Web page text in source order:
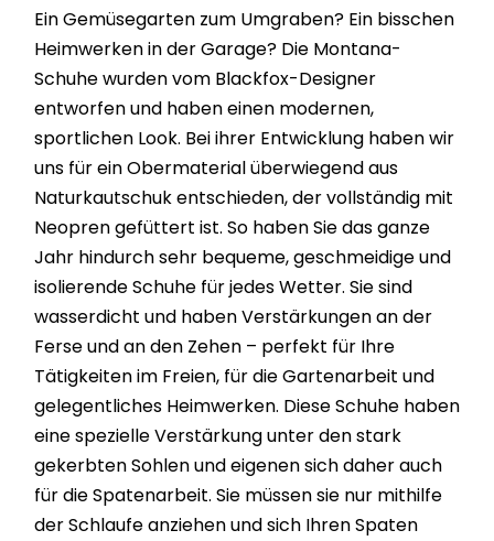
Ein Gemüsegarten zum Umgraben? Ein bisschen
Heimwerken in der Garage? Die Montana-
Schuhe wurden vom Blackfox-Designer
entworfen und haben einen modernen,
sportlichen Look. Bei ihrer Entwicklung haben wir
uns für ein Obermaterial überwiegend aus
Naturkautschuk entschieden, der vollständig mit
Neopren gefüttert ist. So haben Sie das ganze
Jahr hindurch sehr bequeme, geschmeidige und
isolierende Schuhe für jedes Wetter. Sie sind
wasserdicht und haben Verstärkungen an der
Ferse und an den Zehen – perfekt für Ihre
Tätigkeiten im Freien, für die Gartenarbeit und
gelegentliches Heimwerken. Diese Schuhe haben
eine spezielle Verstärkung unter den stark
gekerbten Sohlen und eigenen sich daher auch
für die Spatenarbeit. Sie müssen sie nur mithilfe
der Schlaufe anziehen und sich Ihren Spaten